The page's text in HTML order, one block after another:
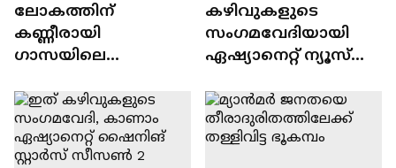
ലോകത്തിന്
കണ്ണീരായി
ഗാസയിലെ
കുഞ്ഞുങ്ങൾ
കഴിവുകളുടെ
സംഗമവേദിയായി
ഏഷ്യാനെറ്റ് ന്യൂസ്
സീസൺ 2